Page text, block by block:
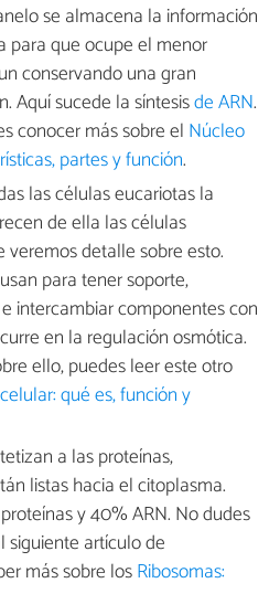
se almacena la información
para que ocupe el menor
conservando una gran
Aquí sucede la síntesisde ARN.
conocer más sobre el Núcleo
partes y función.
las células eucariotas la
de ella las células
veremos detalle sobre esto.
para tener soporte,
intercambiar componentes con
en la regulación osmótica.
ello, puedes leer este otro
qué es, función y
a las proteínas,
listas hacia el citoplasma.
y 40% ARN. No dudes
siguiente artículo de
más sobre losRibosomas: